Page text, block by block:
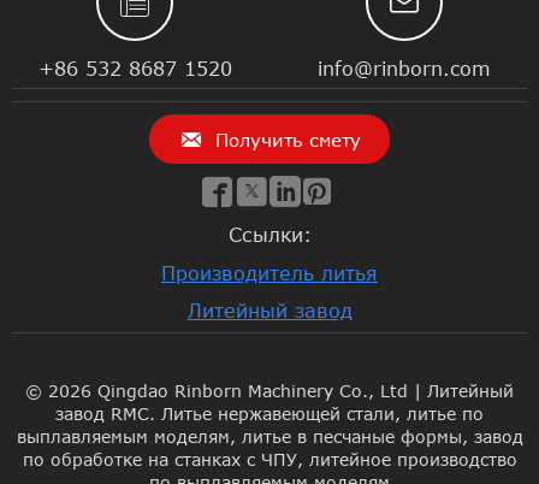
+86 532 8687 1520 info@rinborn.com
 Получить смету
   
Ссылки:
Производитель литья
Литейный завод
© 2026 Qingdao Rinborn Machinery Co., Ltd | Литейный
завод RMC. Литье нержавеющей стали, литье по
выплавляемым моделям, литье в песчаные формы, завод
по обработке на станках с ЧПУ, литейное производство